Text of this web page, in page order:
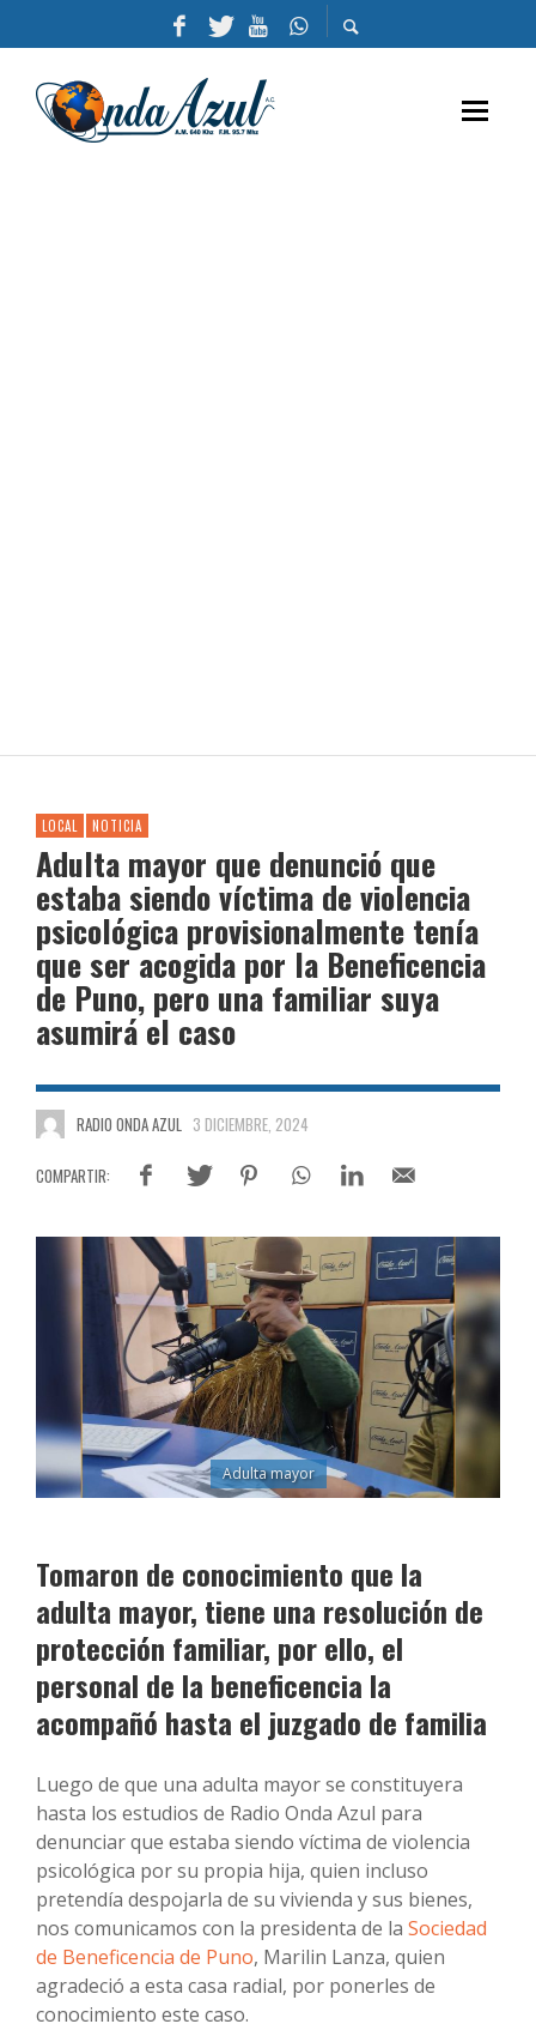
LOCAL NOTICIA
Adulta mayor que denunció que
estaba siendo víctima de violencia
psicológica provisionalmente tenía
que ser acogida por la Beneficencia
de Puno, pero una familiar suya
asumirá el caso
RADIO ONDA AZUL 3 DICIEMBRE, 2024
Adulta mayor
Tomaron de conocimiento que la
adulta mayor, tiene una resolución de
protección familiar, por ello, el
personal de la beneficencia la
acompañó hasta el juzgado de familia
Luego de que una adulta mayor se constituyera
hasta los estudios de Radio Onda Azul para
denunciar que estaba siendo víctima de violencia
psicológica por su propia hija, quien incluso
pretendía despojarla de su vivienda y sus bienes,
nos comunicamos con la presidenta de la Sociedad
de Beneficencia de Puno, Marilin Lanza, quien
agradeció a esta casa radial, por ponerles de
conocimiento este caso.